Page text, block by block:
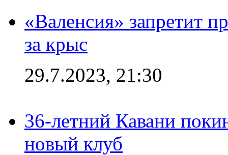
«Валенсия» запретит
за крыс
29.7.2023, 21:30
36-летний Кавани
новый клуб